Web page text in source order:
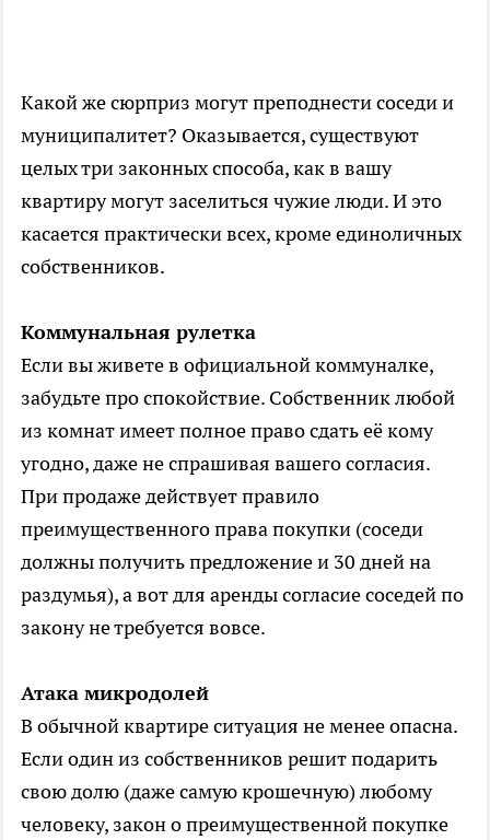
Какой же сюрприз могут преподнести соседи и
муниципалитет? Оказывается, существуют
целых три законных способа, как в вашу
квартиру могут заселиться чужие люди. И это
касается практически всех, кроме единоличных
собственников.
Коммунальная рулетка
Если вы живете в официальной коммуналке,
забудьте про спокойствие. Собственник любой
из комнат имеет полное право сдать её кому
угодно, даже не спрашивая вашего согласия.
При продаже действует правило
преимущественного права покупки (соседи
должны получить предложение и 30 дней на
раздумья), а вот для аренды согласие соседей по
закону не требуется вовсе.
Атака микродолей
В обычной квартире ситуация не менее опасна.
Если один из собственников решит подарить
свою долю (даже самую крошечную) любому
человеку, закон о преимущественной покупке